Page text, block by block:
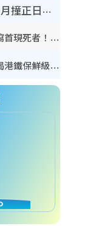
鬼門開2026｜農曆七月撞正日全食特別邪？專家警告切忌做一事！揭4大禁忌+2招保平安
奪命寄生蟲｜食生菜狂瀉首現死者！疫潮惡化錄1.8萬宗病例 揭洗菜3大謬誤
內地客歎港人唔識老！揭港鐵保鮮級冷氣 港人求放過：咪投訴